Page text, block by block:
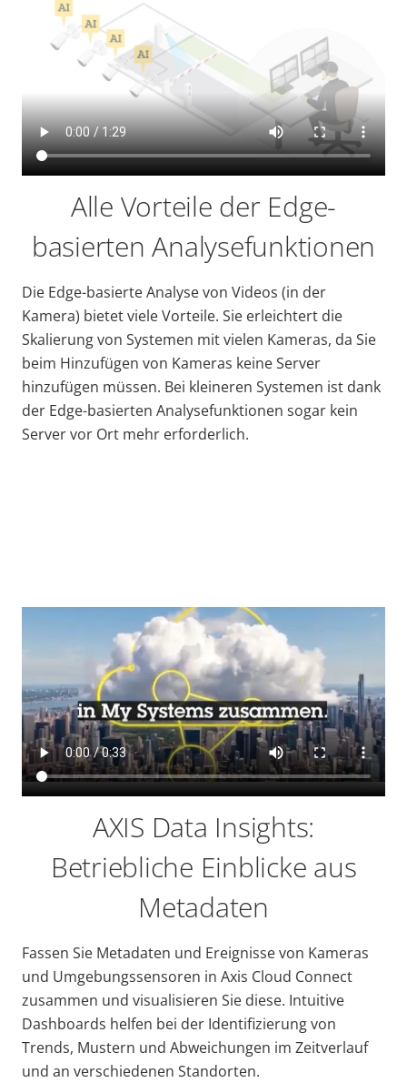
Alle Vorteile der Edge-
basierten Analysefunktionen
Die Edge-basierte Analyse von Videos (in der
Kamera) bietet viele Vorteile. Sie erleichtert die
Skalierung von Systemen mit vielen Kameras, da Sie
beim Hinzufügen von Kameras keine Server
hinzufügen müssen. Bei kleineren Systemen ist dank
der Edge-basierten Analysefunktionen sogar kein
Server vor Ort mehr erforderlich.
AXIS Data Insights:
Betriebliche Einblicke aus
Metadaten
Fassen Sie Metadaten und Ereignisse von Kameras
und Umgebungssensoren in Axis Cloud Connect
zusammen und visualisieren Sie diese. Intuitive
Dashboards helfen bei der Identifizierung von
Trends, Mustern und Abweichungen im Zeitverlauf
und an verschiedenen Standorten.